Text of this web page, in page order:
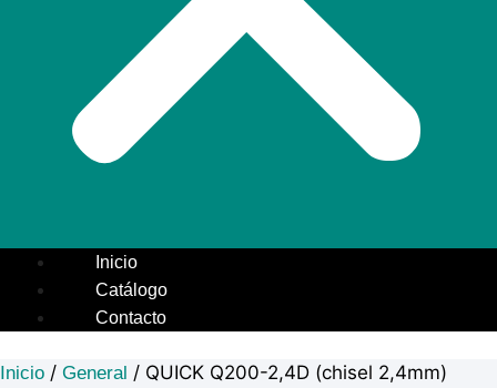
Inicio
Catálogo
Contacto
Inicio / General / QUICK Q200-2,4D (chisel 2,4mm)